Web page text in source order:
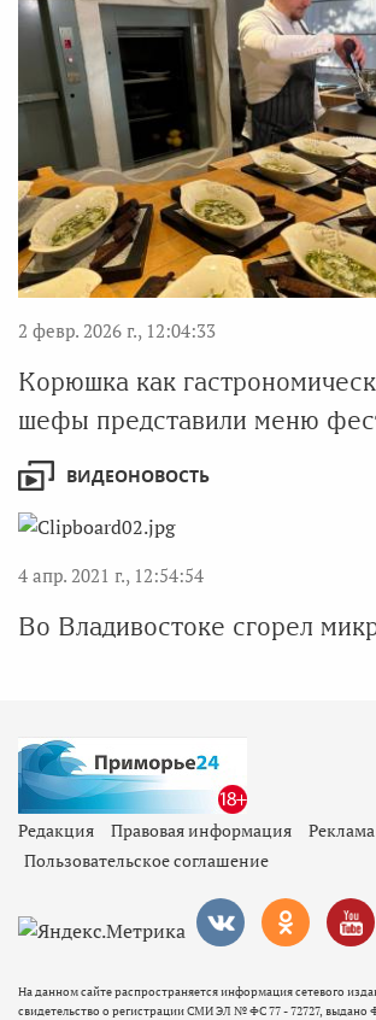
2 февр. 2026 г., 12:04:33
Корюшка как
шефы представили меню
ВИДЕОНОВОСТЬ
4 апр. 2021 г., 12:54:54
Во Владивостоке сгорел
Редакция Правовая информация Реклама
Пользовательское соглашение
На данном сайте распространяется информация сетевого
свидетельство о регистрации СМИ ЭЛ № ФС 77 - 72727, выдано